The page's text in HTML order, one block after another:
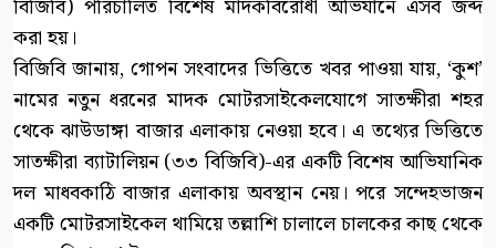
বিজিবি) পরিচালিত বিশেষ মাদকবিরোধী অভিযানে এসব জব্দ
করা হয়।
বিজিবি জানায়, গোপন সংবাদের ভিত্তিতে খবর পাওয়া যায়, ‘কুশ’
নামের নতুন ধরনের মাদক মোটরসাইকেলযোগে সাতক্ষীরা শহর
থেকে ঝাউডাঙ্গা বাজার এলাকায় নেওয়া হবে। এ তথ্যের ভিত্তিতে
সাতক্ষীরা ব্যাটালিয়ন (৩৩ বিজিবি)-এর একটি বিশেষ আভিযানিক
দল মাধবকাঠি বাজার এলাকায় অবস্থান নেয়। পরে সন্দেহভাজন
একটি মোটরসাইকেল থামিয়ে তল্লাশি চালালে চালকের কাছ থেকে